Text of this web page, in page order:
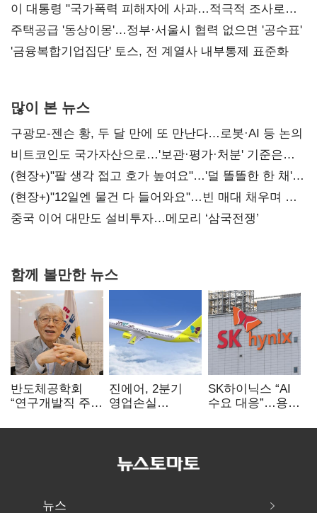
총선 지휘 못해"
이 대통령 "국가폭력 피해자에 사과…적극적 조사로
진실 밝혀야"
주택공급 '동상이몽'…정부·서울시 협력 없으면 '공수표'
'금융복합기업집단' 토스, 전 계열사 내부통제 표준화
많이 본 뉴스
구광모-젠슨 황, 두 달 만에 또 만난다…로봇·AI 등 논의
비트코인도 국가자산으로…'보관·평가·처분' 기준은
숙제
(현장+)"팔 생각 접고 호가 높여요"…'덜 똘똘한 한 채'
20억 키맞추기
(현장+)"12일엔 물건 다 들어와요"…빈 매대 채우며 문
연 홈플러스
중국 이어 대만도 설비투자…메모리 ‘삼국전쟁’
함께 볼만한 뉴스
반도체공학회
“연구개발직 주
개선해야”
진에어, 2분기
영업손실
상승 여파
SK하이닉스 “AI
수요 대응”…용인
투자
뉴스